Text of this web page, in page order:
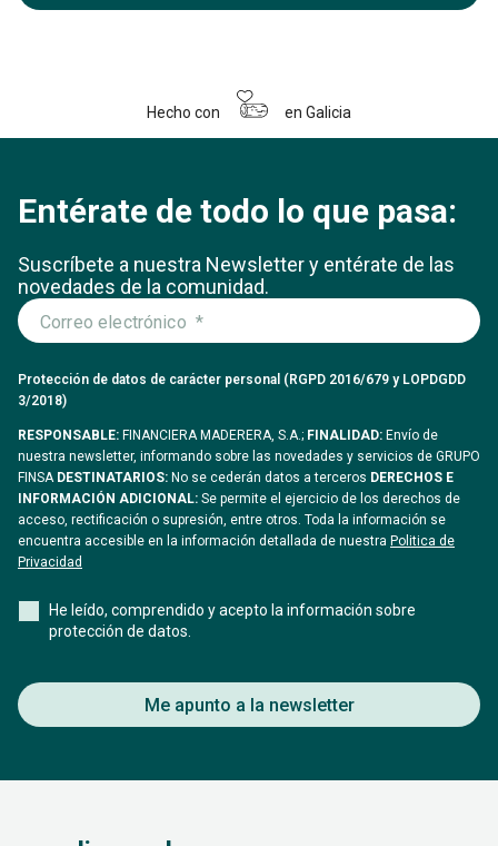
Hecho con en Galicia
Entérate de todo lo que pasa:
Suscríbete a nuestra Newsletter y entérate de las
novedades de la comunidad.
Protección de datos de carácter personal (RGPD 2016/679 y LOPDGDD
3/2018)
RESPONSABLE: FINANCIERA MADERERA, S.A.; FINALIDAD: Envío de
nuestra newsletter, informando sobre las novedades y servicios de GRUPO
FINSADESTINATARIOS: No se cederán datos a terceros DERECHOS E
INFORMACIÓN ADICIONAL: Se permite el ejercicio de los derechos de
acceso, rectificación o supresión, entre otros. Toda la información se
encuentra accesible en la información detallada de nuestra Politica de
Privacidad
He leído, comprendido y acepto la información sobre
protección de datos.
Me apunto a la newsletter